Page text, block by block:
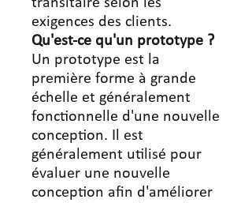
transitaire selon les
exigences des clients.
Qu'est-ce qu'un prototype ?
Un prototype est la
première forme à grande
échelle et généralement
fonctionnelle d'une nouvelle
conception. Il est
généralement utilisé pour
évaluer une nouvelle
conception afin d'améliorer